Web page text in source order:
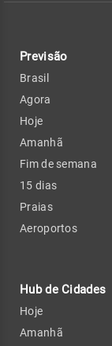
Previsão
Brasil
Agora
Hoje
Amanhã
Fim de semana
15 dias
Praias
Aeroportos
Hub de Cidades
Hoje
Amanhã